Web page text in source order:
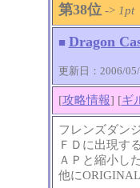
第38位 -> 1pt
■ Dragon
更新日：2006/
[攻略情報] [ギ
フレンズダン
ＦＤに出現す
ＡＰと縮小し
他に